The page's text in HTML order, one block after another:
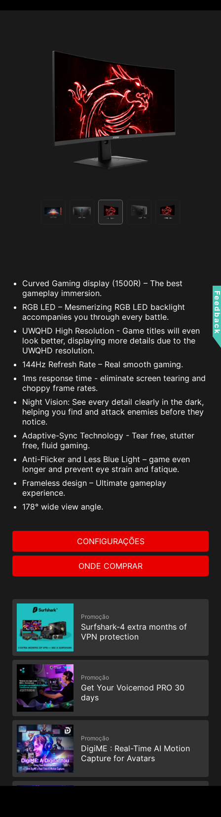
Curved Gaming display (1500R) – The best
gameplay immersion.
RGB LED – Mesmerizing RGB LED backlight
accompanies you through every battle.
UWQHD High Resolution - Game titles will even
look better, displaying more details due to the
UWQHD resolution.
144Hz Refresh Rate – Real smooth gaming.
1ms response time - eliminate screen tearing and
choppy frame rates.
Night Vision: See every detail clearly in the dark,
helping you find and attack enemies before they
notice.
Adaptive-Sync Technology - Tear free, stutter
free, fluid gaming.
Anti-Flicker and Less Blue Light – game even
longer and prevent eye strain and fatique.
Frameless design – Ultimate gameplay
experience.
178° wide view angle.
CONFIGURAÇÕES
ONDE COMPRAR
Promoção
Surfshark-4 extra months of
VPN protection
Promoção
Get Your Voicemod PRO 30
days
Promoção
DigiME : Real-Time AI Motion
Capture for Avatars